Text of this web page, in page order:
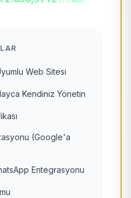
Web Sitesi
Kendiniz Yönetin
(Google'a
Entegrasyonu